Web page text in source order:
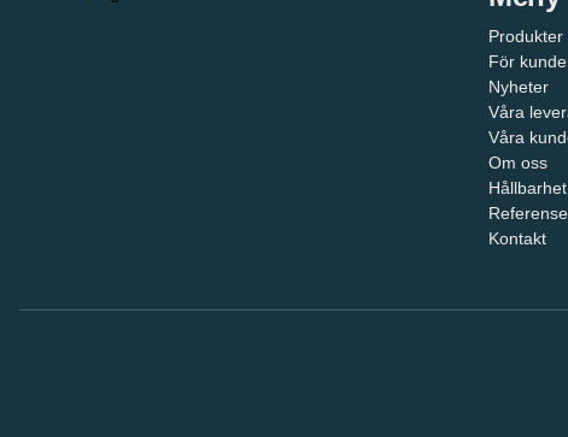
Produkter
För
Nyheter
Våra
Våra
Om oss
Hållbarhet
Kontakt